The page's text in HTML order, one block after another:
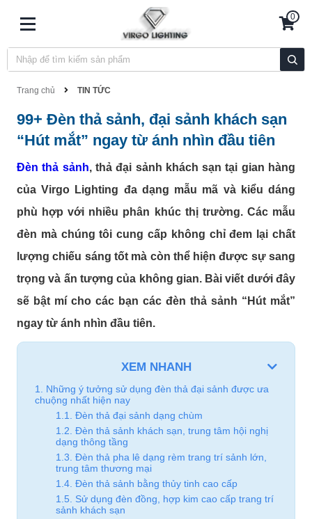
0
Trang chủ TIN TỨC
99+ Đèn thả sảnh, đại sảnh khách sạn
“Hút mắt” ngay từ ánh nhìn đầu tiên
Đèn thả sảnh, thả đại sảnh khách sạn tại gian hàng
của Virgo Lighting đa dạng mẫu mã và kiểu dáng
phù hợp với nhiều phân khúc thị trường. Các mẫu
đèn mà chúng tôi cung cấp không chỉ đem lại chất
lượng chiếu sáng tốt mà còn thể hiện được sự sang
trọng và ấn tượng của không gian. Bài viết dưới đây
sẽ bật mí cho các bạn các đèn thả sảnh “Hút mắt”
ngay từ ánh nhìn đầu tiên.
XEM NHANH
1. Những ý tưởng sử dụng đèn thả đại sảnh được ưa
chuộng nhất hiện nay
1.1. Đèn thả đại sảnh dạng chùm
1.2. Đèn thả sảnh khách sạn, trung tâm hội nghị
dạng thông tầng
1.3. Đèn thả pha lê dạng rèm trang trí sảnh lớn,
trung tâm thương mại
1.4. Đèn thả sảnh bằng thủy tinh cao cấp
1.5. Sử dụng đèn đồng, hợp kim cao cấp trang trí
sảnh khách sạn